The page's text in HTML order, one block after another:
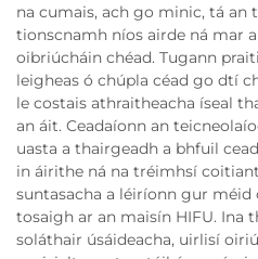
na cumais, ach go minic, tá an
tionscnamh níos airde ná mar
oibriúcháin chéad. Tugann
leigheas ó chúpla céad go dtí
le costais athraitheacha íseal
an áit. Ceadaíonn an
uasta a thairgeadh a bhfuil
in áirithe ná na tréimhsí
suntasacha a léiríonn gur
tosaigh ar an maisín HIFU. Ina
soláthair úsáideacha, uirlisí